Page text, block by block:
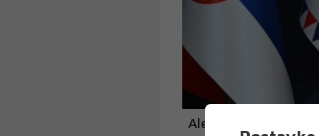
Aleksandar Vučić